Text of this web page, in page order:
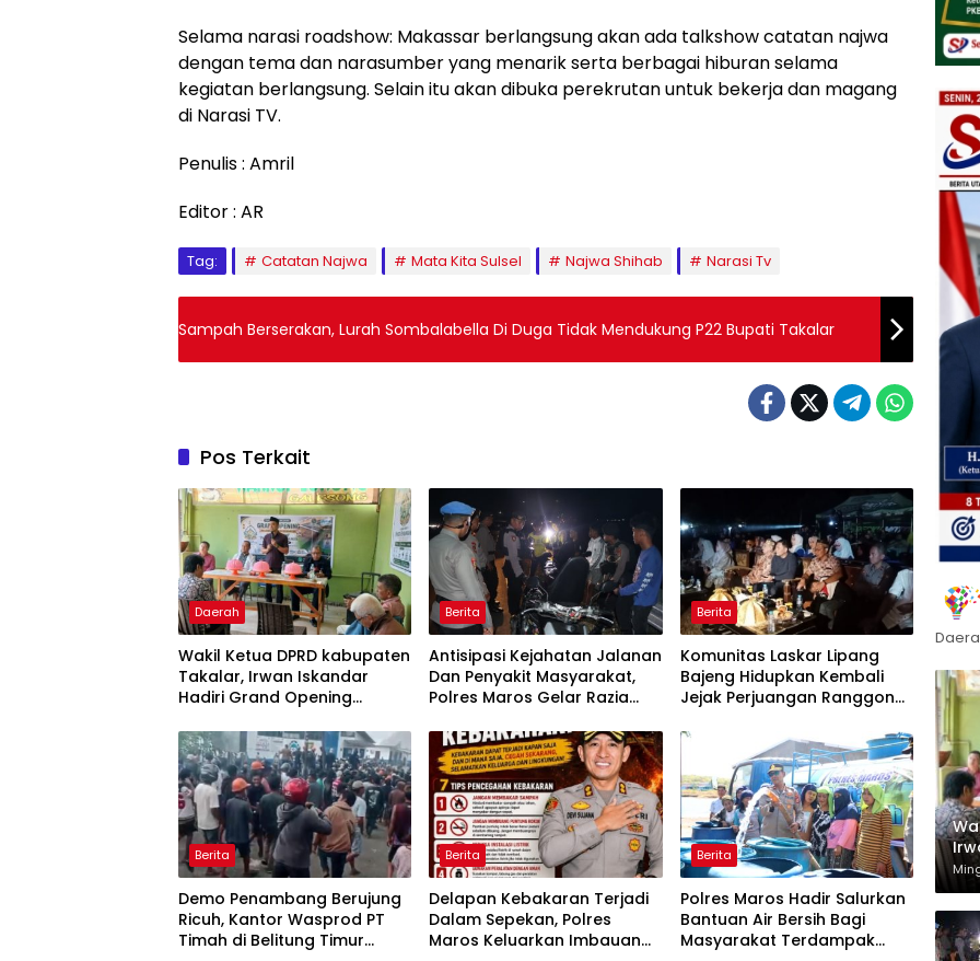
Selama narasi roadshow: Makassar berlangsung akan ada talkshow catatan najwa
dengan tema dan narasumber yang menarik serta berbagai hiburan selama
kegiatan berlangsung. Selain itu akan dibuka perekrutan untuk bekerja dan magang
di Narasi TV.
Penulis : Amril
Editor : AR
Tag: Catatan Najwa Mata Kita Sulsel Najwa Shihab Narasi Tv
Sampah Berserakan, Lurah Sombalabella Di Duga Tidak Mendukung P22 Bupati Takalar
Pos Terkait
Daerah
Wakil Ketua DPRD kabupaten
Takalar, Irwan Iskandar
Hadiri Grand Opening
Takalar, Melayani Terapis
Gratis untuk Pasien Dhuafa
dan umum.
Berita
Antisipasi Kejahatan Jalanan
Dan Penyakit Masyarakat,
Polres Maros Gelar Razia
Berita
Komunitas Laskar Lipang
Bajeng Hidupkan Kembali
Jejak Perjuangan Ranggong
Takalar: Apresiasi Bahwa
Sejarah Adalah Warisan
yang Tak Ternilai”.
Berita
Demo Penambang Berujung
Ricuh, Kantor Wasprod PT
Timah di Belitung Timur
Berita
Delapan Kebakaran Terjadi
Dalam Sepekan, Polres
Maros Keluarkan Imbauan
Berita
Polres Maros Hadir Salurkan
Bantuan Air Bersih Bagi
Masyarakat Terdampak